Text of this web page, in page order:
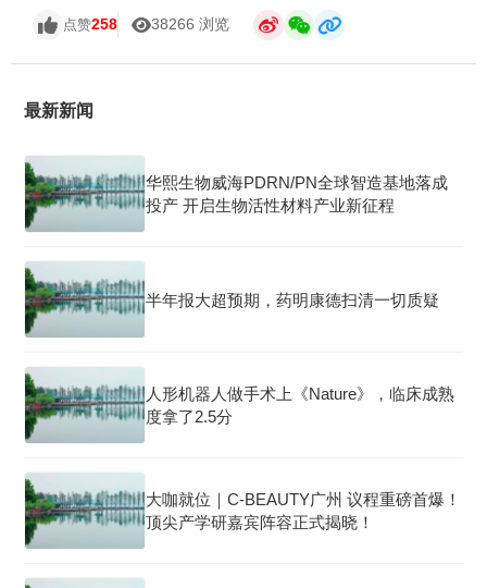
点赞258 38266 浏览
最新新闻
华熙生物威海PDRN/PN全球智造基地落成
投产 开启生物活性材料产业新征程
半年报大超预期，药明康德扫清一切质疑
人形机器人做手术上《Nature》，临床成熟
度拿了2.5分
大咖就位｜C-BEAUTY广州 议程重磅首爆！
顶尖产学研嘉宾阵容正式揭晓！